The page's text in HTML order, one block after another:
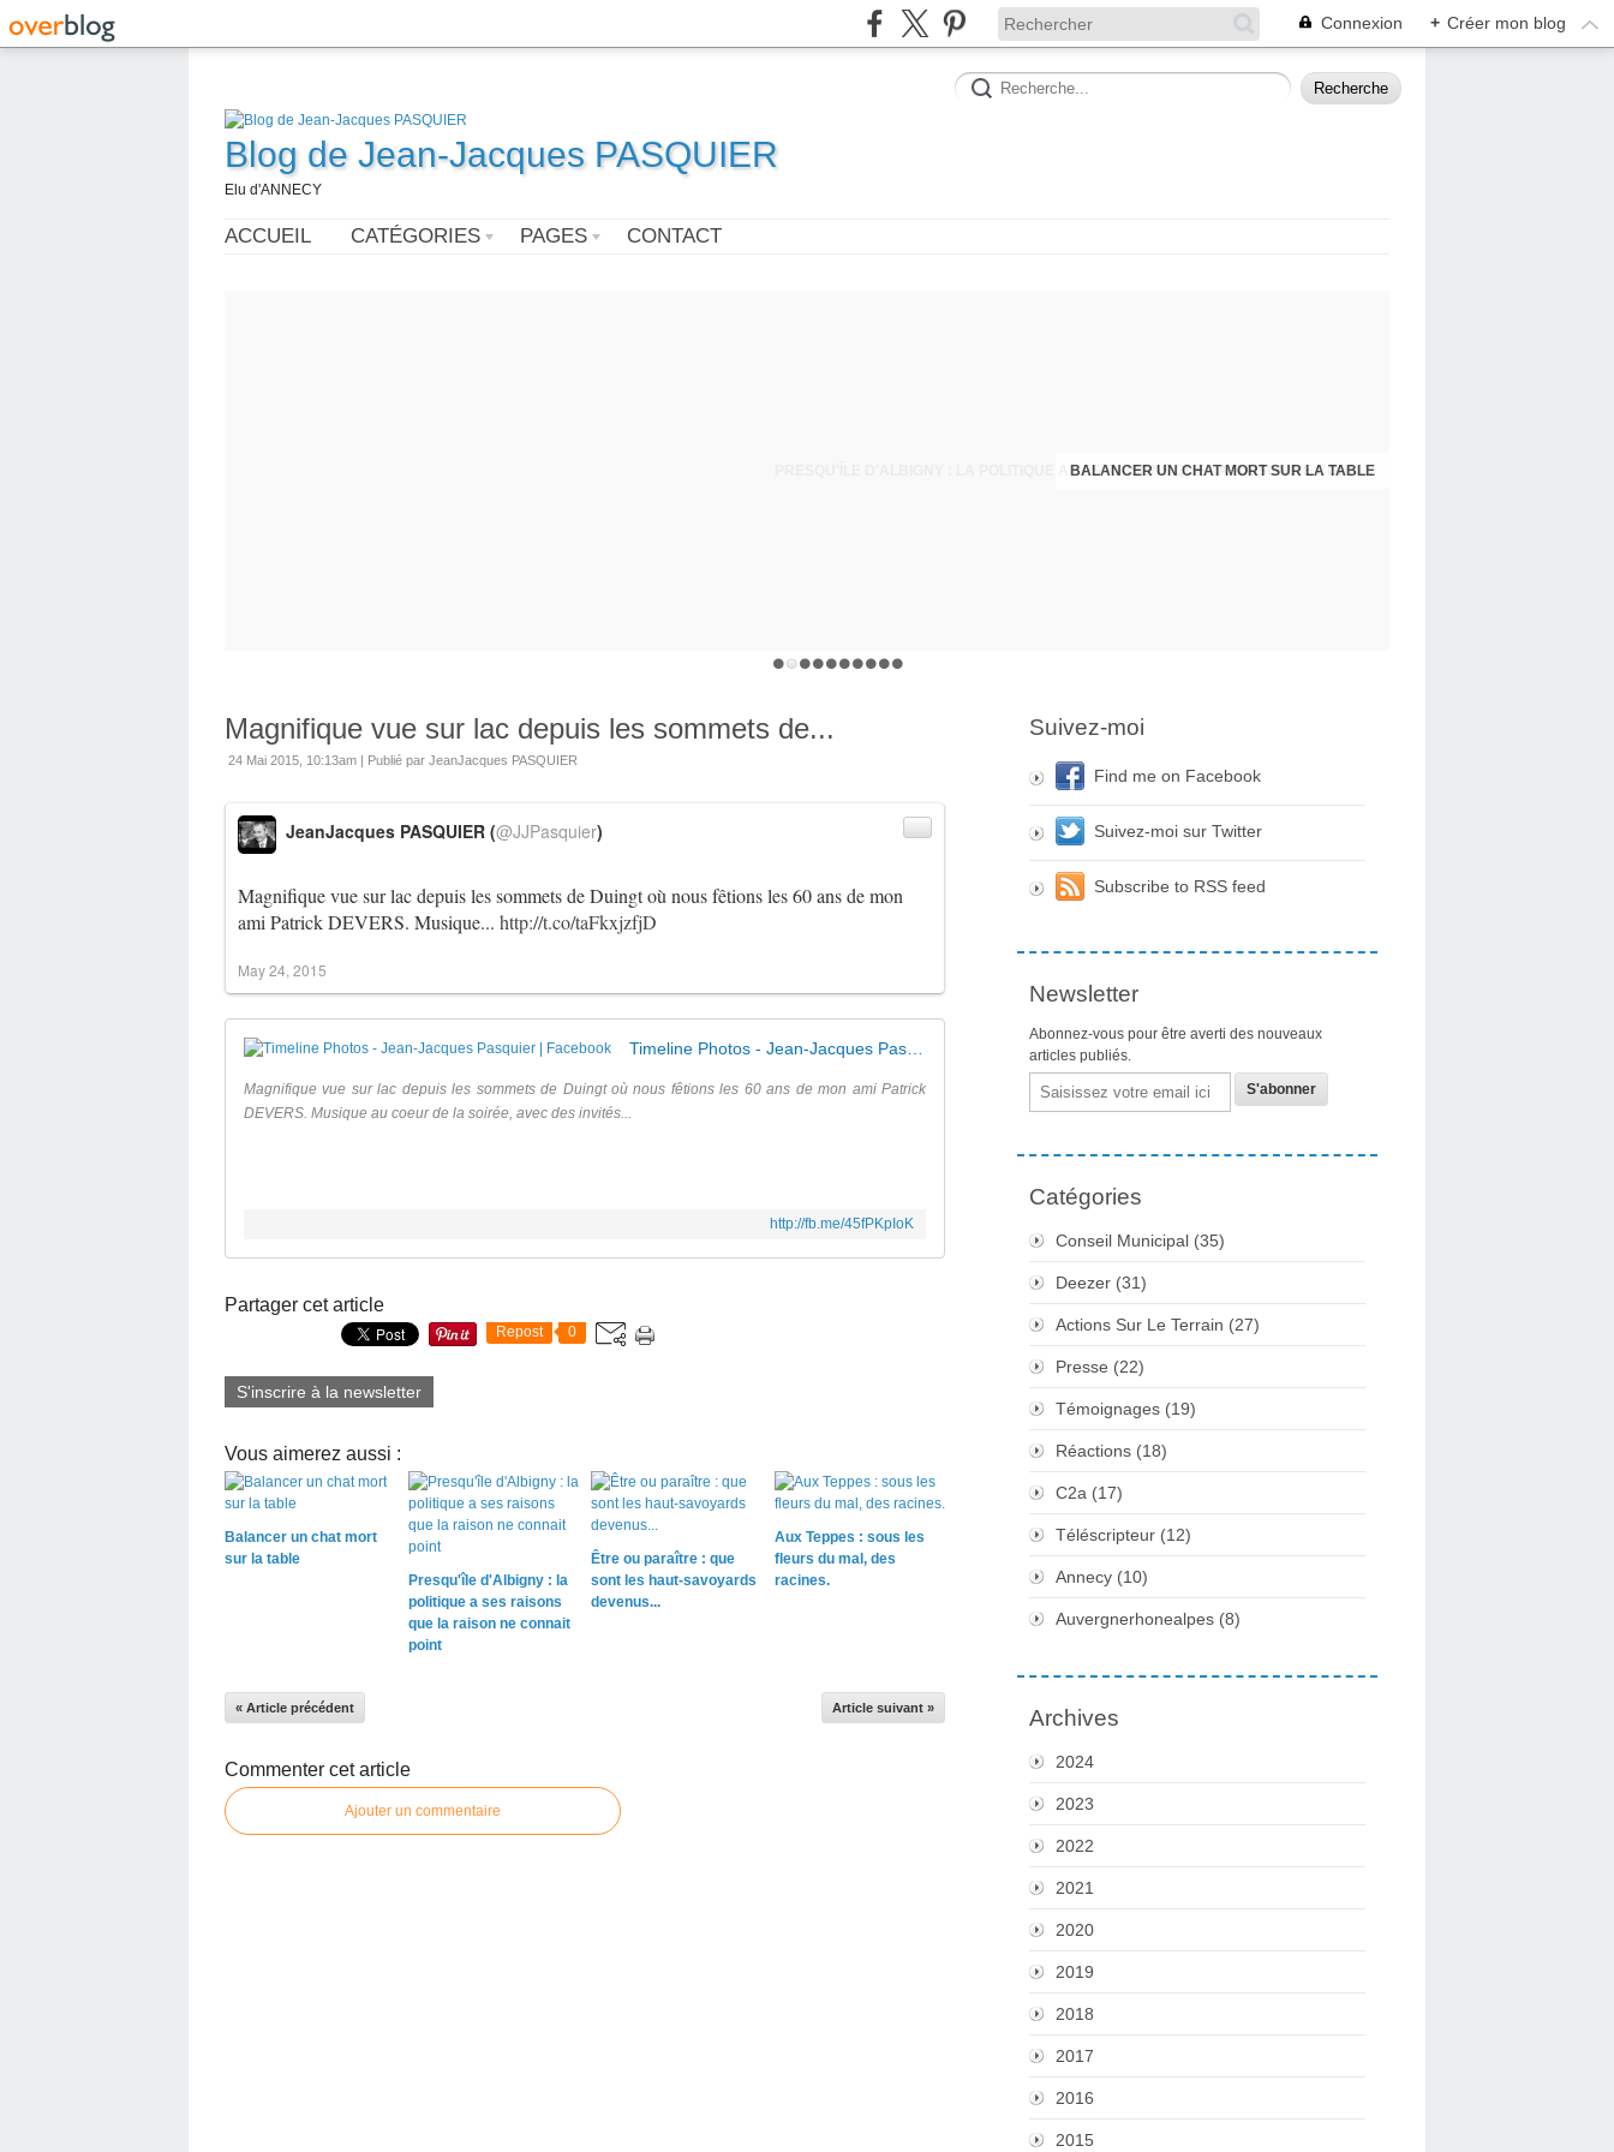
Connexion + Créer mon blog
Blog de Jean-Jacques PASQUIER
Elu d'ANNECY
ACCUEIL CATÉGORIES PAGES CONTACT
BALANCER UN CHAT MORT SUR LA TABLE
PRESQU'ÎLE D'ALBIGNY : LA POLITIQUE A SES RAISONS QUE LA RAISON NE CONNAIT POINT
Magnifique vue sur lac depuis les sommets de...
24 Mai 2015, 10:13am | Publié par JeanJacques PASQUIER
Magnifique vue sur lac depuis les sommets de Duingt où nous fêtions les 60 ans de mon
ami Patrick DEVERS. Musique... http://t.co/taFkxjzfjD
JeanJacques PASQUIER (@JJPasquier)
May 24, 2015
Magnifique vue sur lac depuis les sommets de Duingt où nous fêtions les 60 ans de mon ami Patrick
DEVERS. Musique au coeur de la soirée, avec des invités...
http://fb.me/45fPKpIoK
Partager cet article
Repost 0
S'inscrire à la newsletter
Vous aimerez aussi :
Balancer un chat mort
sur la table
Presqu'île d'Albigny : la
politique a ses raisons
que la raison ne connait
point
Être ou paraître : que
sont les haut-savoyards
devenus...
Aux Teppes : sous les
fleurs du mal, des
racines.
« Article précédent Article suivant »
Commenter cet article
Ajouter un commentaire
Suivez-moi
Find me on Facebook
Suivez-moi sur Twitter
Subscribe to RSS feed
Newsletter
Abonnez-vous pour être averti des nouveaux
articles publiés.
Email
Catégories
Conseil Municipal (35)
Deezer (31)
Actions Sur Le Terrain (27)
Presse (22)
Témoignages (19)
Réactions (18)
C2a (17)
Téléscripteur (12)
Annecy (10)
Auvergnerhonealpes (8)
Archives
2024
2023
2022
2021
2020
2019
2018
2017
2016
2015